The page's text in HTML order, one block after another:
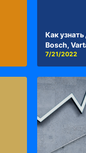
Как
Bosch,
7/21/2022